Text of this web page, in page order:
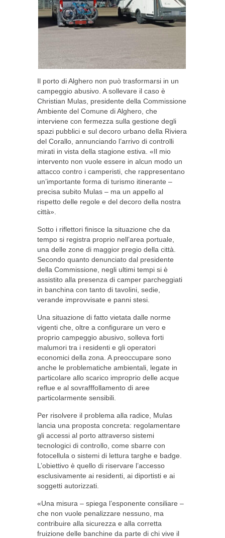
Il porto di Alghero non può trasformarsi in un
campeggio abusivo. A sollevare il caso è
Christian Mulas, presidente della Commissione
Ambiente del Comune di Alghero, che
interviene con fermezza sulla gestione degli
spazi pubblici e sul decoro urbano della Riviera
del Corallo, annunciando l’arrivo di controlli
mirati in vista della stagione estiva. «Il mio
intervento non vuole essere in alcun modo un
attacco contro i camperisti, che rappresentano
un’importante forma di turismo itinerante –
precisa subito Mulas – ma un appello al
rispetto delle regole e del decoro della nostra
città».
Sotto i riflettori finisce la situazione che da
tempo si registra proprio nell’area portuale,
una delle zone di maggior pregio della città.
Secondo quanto denunciato dal presidente
della Commissione, negli ultimi tempi si è
assistito alla presenza di camper parcheggiati
in banchina con tanto di tavolini, sedie,
verande improvvisate e panni stesi.
Una situazione di fatto vietata dalle norme
vigenti che, oltre a configurare un vero e
proprio campeggio abusivo, solleva forti
malumori tra i residenti e gli operatori
economici della zona. A preoccupare sono
anche le problematiche ambientali, legate in
particolare allo scarico improprio delle acque
reflue e al sovrafffollamento di aree
particolarmente sensibili.
Per risolvere il problema alla radice, Mulas
lancia una proposta concreta: regolamentare
gli accessi al porto attraverso sistemi
tecnologici di controllo, come sbarre con
fotocellula o sistemi di lettura targhe e badge.
L’obiettivo è quello di riservare l’accesso
esclusivamente ai residenti, ai diportisti e ai
soggetti autorizzati.
«Una misura – spiega l’esponente consiliare –
che non vuole penalizzare nessuno, ma
contribuire alla sicurezza e alla corretta
fruizione delle banchine da parte di chi vive il